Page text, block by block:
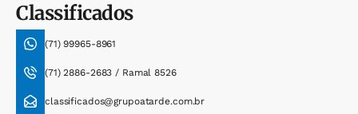
Classificados
(71) 99965-8961
(71) 2886-2683 / Ramal 8526
classificados@grupoatarde.com.br